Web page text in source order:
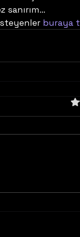
sanırım…
buraya
5